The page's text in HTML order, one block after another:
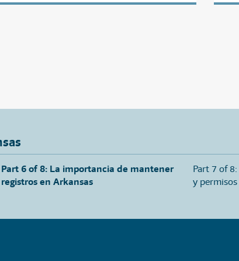
Part 6 of 8: La importancia de mantener
registros en Arkansas
Part 7 of
y